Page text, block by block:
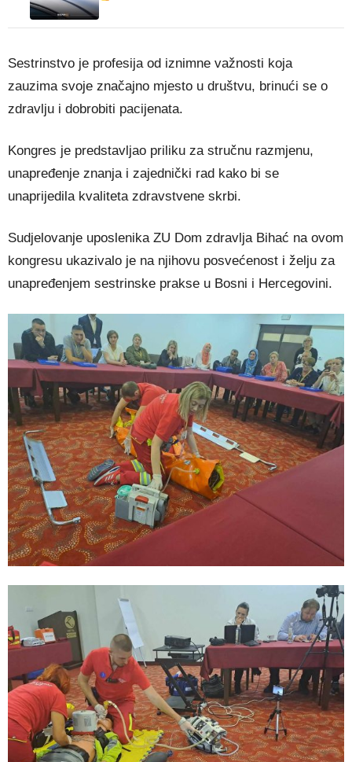
Sestrinstvo je profesija od iznimne važnosti koja
zauzima svoje značajno mjesto u društvu, brinući se o
zdravlju i dobrobiti pacijenata.
Kongres je predstavljao priliku za stručnu razmjenu,
unapređenje znanja i zajednički rad kako bi se
unaprijedila kvaliteta zdravstvene skrbi.
Sudjelovanje uposlenika ZU Dom zdravlja Bihać na ovom
kongresu ukazivalo je na njihovu posvećenost i želju za
unapređenjem sestrinske prakse u Bosni i Hercegovini.